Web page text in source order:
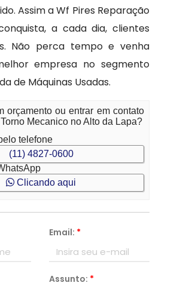
Assim a Wf Pires Reparação
a cada dia, clientes
Não perca tempo e venha
empresa no segmento
de Máquinas Usadas.
orçamento ou entrar em contato
Mecanico no Alto da Lapa?
telefone
(11) 4827-0600
Clicando aqui
Email: *
Assunto: *